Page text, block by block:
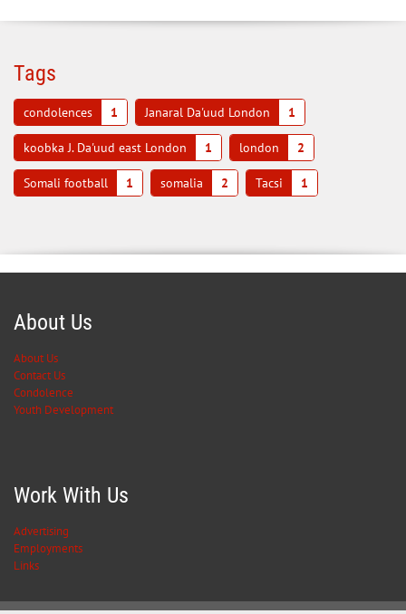
Tags
condolences 1 Janaral Da'uud London 1
koobka J. Da'uud east London 1 london 2
Somali football 1 somalia 2 Tacsi 1
About Us
About Us
Contact Us
Condolence
Youth Development
Work With Us
Advertising
Employments
Links